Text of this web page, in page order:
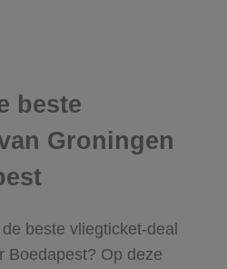
beste
Groningen
beste vliegticket-deal
Boedapest? Op deze